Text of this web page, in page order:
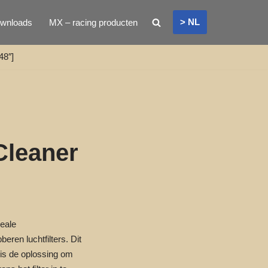
MX – racing producten > NL
luchtfilters. Dit
de oplossing om